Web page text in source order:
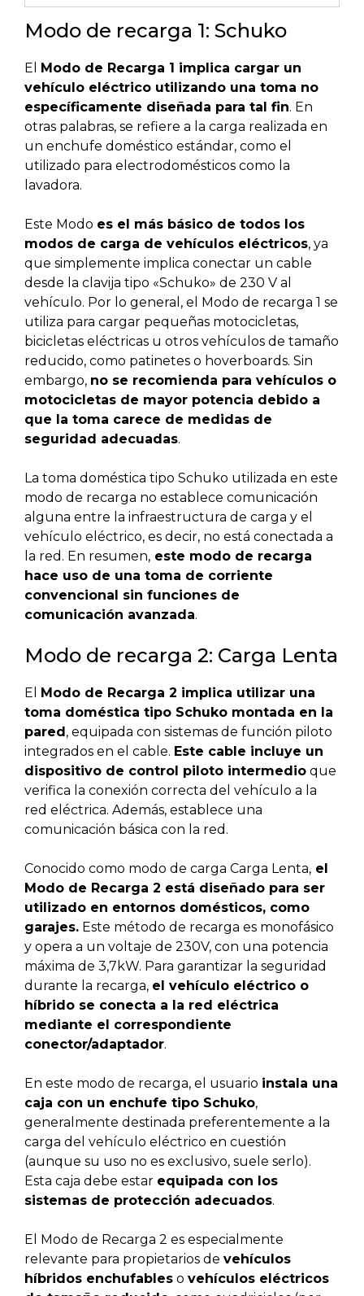
Modo de recarga 1: Schuko
El Modo de Recarga 1 implica cargar un
vehículo eléctrico utilizando una toma no
específicamente diseñada para tal fin. En
otras palabras, se refiere a la carga realizada en
un enchufe doméstico estándar, como el
utilizado para electrodomésticos como la
lavadora.
Este Modo es el más básico de todos los
modos de carga de vehículos eléctricos, ya
que simplemente implica conectar un cable
desde la clavija tipo «Schuko» de 230 V al
vehículo. Por lo general, el Modo de recarga 1 se
utiliza para cargar pequeñas motocicletas,
bicicletas eléctricas u otros vehículos de tamaño
reducido, como patinetes o hoverboards. Sin
embargo, no se recomienda para vehículos o
motocicletas de mayor potencia debido a
que la toma carece de medidas de
seguridad adecuadas.
La toma doméstica tipo Schuko utilizada en este
modo de recarga no establece comunicación
alguna entre la infraestructura de carga y el
vehículo eléctrico, es decir, no está conectada a
la red. En resumen, este modo de recarga
hace uso de una toma de corriente
convencional sin funciones de
comunicación avanzada.
Modo de recarga 2: Carga Lenta
El Modo de Recarga 2 implica utilizar una
toma doméstica tipo Schuko montada en la
pared, equipada con sistemas de función piloto
integrados en el cable. Este cable incluye un
dispositivo de control piloto intermedio que
verifica la conexión correcta del vehículo a la
red eléctrica. Además, establece una
comunicación básica con la red.
Conocido como modo de carga Carga Lenta, el
Modo de Recarga 2 está diseñado para ser
utilizado en entornos domésticos, como
garajes. Este método de recarga es monofásico
y opera a un voltaje de 230V, con una potencia
máxima de 3,7kW. Para garantizar la seguridad
durante la recarga, el vehículo eléctrico o
híbrido se conecta a la red eléctrica
mediante el correspondiente
conector/adaptador.
En este modo de recarga, el usuario instala una
caja con un enchufe tipo Schuko,
generalmente destinada preferentemente a la
carga del vehículo eléctrico en cuestión
(aunque su uso no es exclusivo, suele serlo).
Esta caja debe estar equipada con los
sistemas de protección adecuados.
El Modo de Recarga 2 es especialmente
relevante para propietarios de vehículos
híbridos enchufables o vehículos eléctricos